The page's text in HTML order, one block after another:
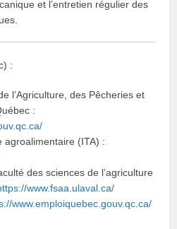
et l’entretien régulier des
:
l’Agriculture, des Pêcheries et
:
agroalimentaire (ITA) :
des sciences de l’agriculture
www.fsaa.ulaval.ca/
www.emploiquebec.gouv.qc.ca/